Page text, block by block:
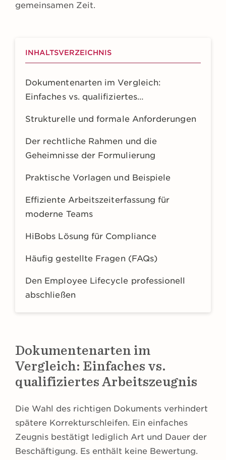
gemeinsamen Zeit.
INHALTSVERZEICHNIS
Dokumentenarten im Vergleich:
Einfaches vs. qualifiziertes
Strukturelle und formale Anforderungen
Der rechtliche Rahmen und die
Geheimnisse der Formulierung
Praktische Vorlagen und Beispiele
Effiziente Arbeitszeiterfassung für
moderne Teams
HiBobs Lösung für Compliance
Häufig gestellte Fragen (FAQs)
Den Employee Lifecycle professionell
abschließen
Dokumentenarten im
Vergleich: Einfaches vs.
qualifiziertes Arbeitszeugnis
Die Wahl des richtigen Dokuments verhindert
spätere Korrekturschleifen. Ein einfaches
Zeugnis bestätigt lediglich Art und Dauer der
Beschäftigung. Es enthält keine Bewertung.